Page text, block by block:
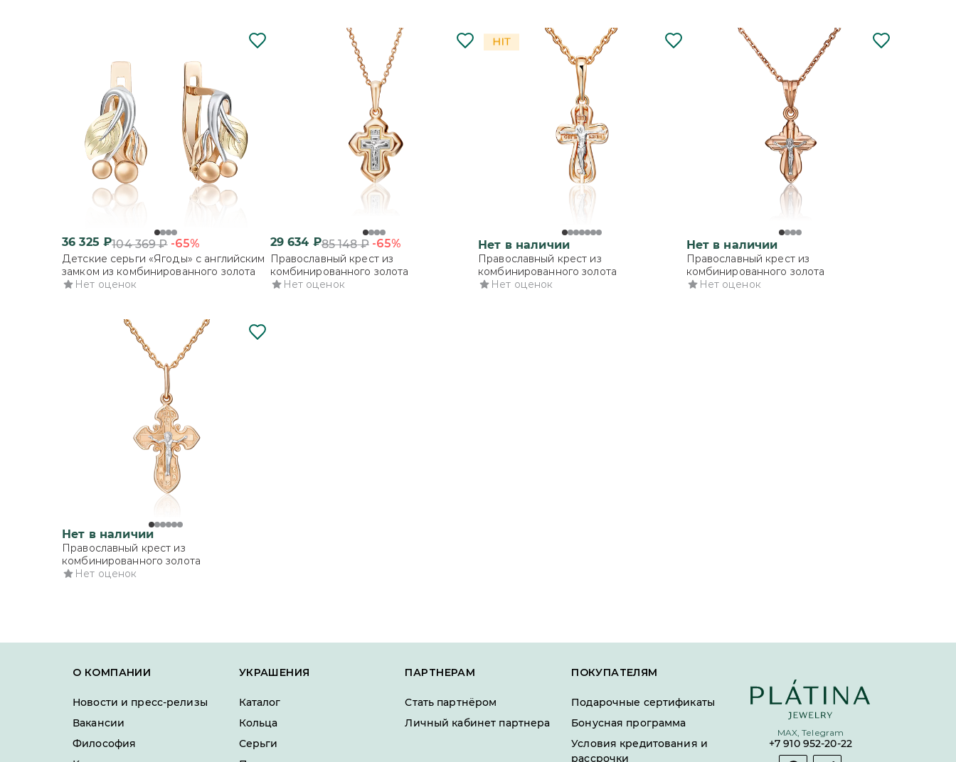
36 325 ₽104 369₽ -65%
Детские серьги «Ягоды» с английским
замком из комбинированного золота
Нет оценок
29 634 ₽85 148₽ -65%
Православный крест из
комбинированного золота
Нет оценок
Нет в наличии
Православный крест из
комбинированного золота
Нет оценок
Нет в наличии
Православный крест из
комбинированного золота
Нет оценок
Нет в наличии
Православный крест из
комбинированного золота
Нет оценок
О КОМПАНИИ
Новости и пресс-релизы
Вакансии
Философия
УКРАШЕНИЯ
Каталог
Кольца
Серьги
ПАРТНЕРАМ
Стать партнёром
Личный кабинет партнера
ПОКУПАТЕЛЯМ
Подарочные сертификаты
Бонусная программа
Условия кредитования и
рассрочки
MAX, Telegram
+7 910 952-20-22